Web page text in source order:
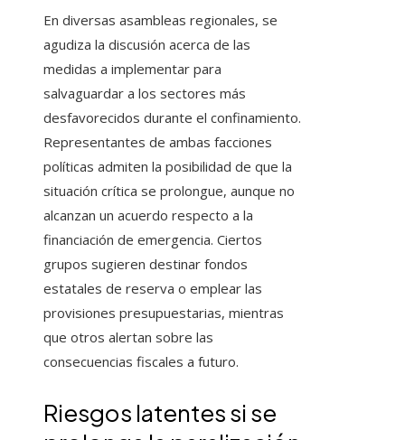
En diversas asambleas regionales, se
agudiza la discusión acerca de las
medidas a implementar para
salvaguardar a los sectores más
desfavorecidos durante el confinamiento.
Representantes de ambas facciones
políticas admiten la posibilidad de que la
situación crítica se prolongue, aunque no
alcanzan un acuerdo respecto a la
financiación de emergencia. Ciertos
grupos sugieren destinar fondos
estatales de reserva o emplear las
provisiones presupuestarias, mientras
que otros alertan sobre las
consecuencias fiscales a futuro.
Riesgos latentes si se